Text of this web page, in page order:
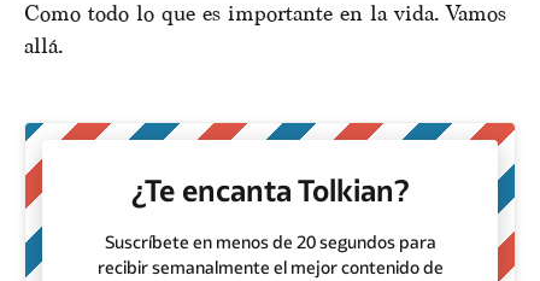
Como todo lo que es importante en la vida. Vamos
allá.
¿Te encanta Tolkian?
Suscríbete en menos de 20 segundos para
recibir semanalmente el mejor contenido de